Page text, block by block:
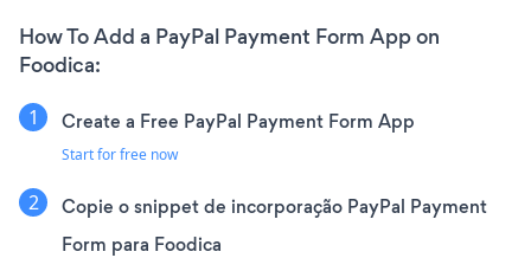
How To Add a PayPal Payment Form App on
Foodica:
Create a Free PayPal Payment Form App
Start for free now
Copie o snippet de incorporação PayPal Payment
Form para Foodica